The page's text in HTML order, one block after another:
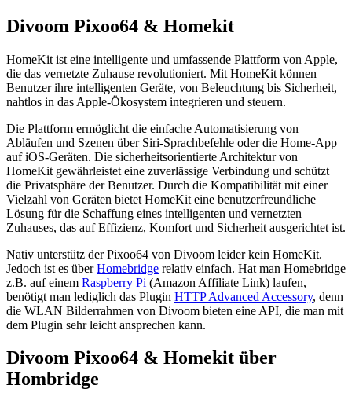
Divoom Pixoo64 & Homekit
HomeKit ist eine intelligente und umfassende Plattform von Apple,
die das vernetzte Zuhause revolutioniert. Mit HomeKit können
Benutzer ihre intelligenten Geräte, von Beleuchtung bis Sicherheit,
nahtlos in das Apple-Ökosystem integrieren und steuern.
Die Plattform ermöglicht die einfache Automatisierung von
Abläufen und Szenen über Siri-Sprachbefehle oder die Home-App
auf iOS-Geräten. Die sicherheitsorientierte Architektur von
HomeKit gewährleistet eine zuverlässige Verbindung und schützt
die Privatsphäre der Benutzer. Durch die Kompatibilität mit einer
Vielzahl von Geräten bietet HomeKit eine benutzerfreundliche
Lösung für die Schaffung eines intelligenten und vernetzten
Zuhauses, das auf Effizienz, Komfort und Sicherheit ausgerichtet ist.
Nativ unterstütz der Pixoo64 von Divoom leider kein HomeKit.
Jedoch ist es überHomebridge relativ einfach. Hat man Homebridge
z.B. auf einem Raspberry Pi (Amazon Affiliate Link) laufen,
benötigt man lediglich das Plugin HTTP Advanced Accessory, denn
die WLAN Bilderrahmen von Divoom bieten eine API, die man mit
dem Plugin sehr leicht ansprechen kann.
Divoom Pixoo64 & Homekit über
Hombridge